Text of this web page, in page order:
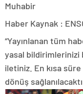
Muhabir
Haber Kaynak :
“Yayınlanan tüm
yasal bildirimlerinizi
iletiniz. En kısa
dönüş